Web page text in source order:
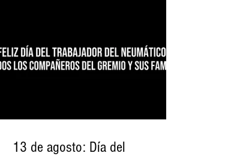
13 de agosto: Día del